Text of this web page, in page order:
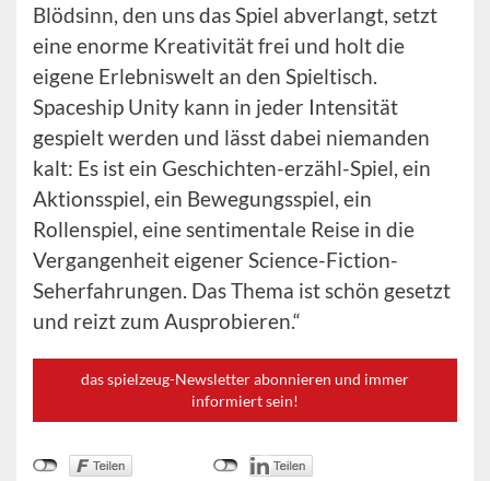
Blödsinn, den uns das Spiel abverlangt, setzt
eine enorme Kreativität frei und holt die
eigene Erlebniswelt an den Spieltisch.
Spaceship Unity kann in jeder Intensität
gespielt werden und lässt dabei niemanden
kalt: Es ist ein Geschichten-erzähl-Spiel, ein
Aktionsspiel, ein Bewegungsspiel, ein
Rollenspiel, eine sentimentale Reise in die
Vergangenheit eigener Science-Fiction-
Seherfahrungen. Das Thema ist schön gesetzt
und reizt zum Ausprobieren.“
das spielzeug-Newsletter abonnieren und immer
informiert sein!